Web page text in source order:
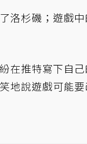
洛杉磯；遊戲
在推特寫下自
地說遊戲可能